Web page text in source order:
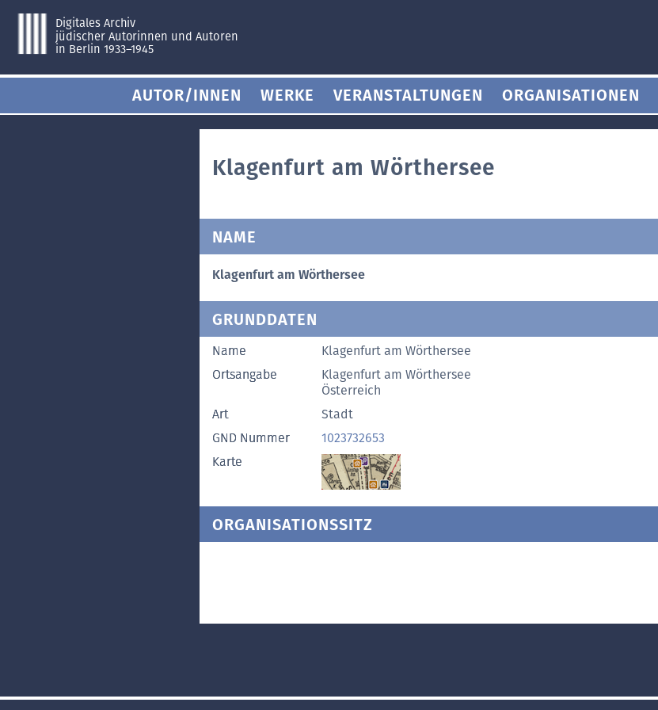
Digitales Archiv
jüdischer Autorinnen und Autoren
in Berlin 1933–1945
AUTOR/INNEN WERKE VERANSTALTUNGEN ORGANISATIONEN
Klagenfurt am Wörthersee
NAME
Klagenfurt am Wörthersee
GRUNDDATEN
Name
Klagenfurt am Wörthersee
Ortsangabe
Klagenfurt am Wörthersee
Österreich
Art
Stadt
GND Nummer
1023732653
Karte
ORGANISATIONSSITZ